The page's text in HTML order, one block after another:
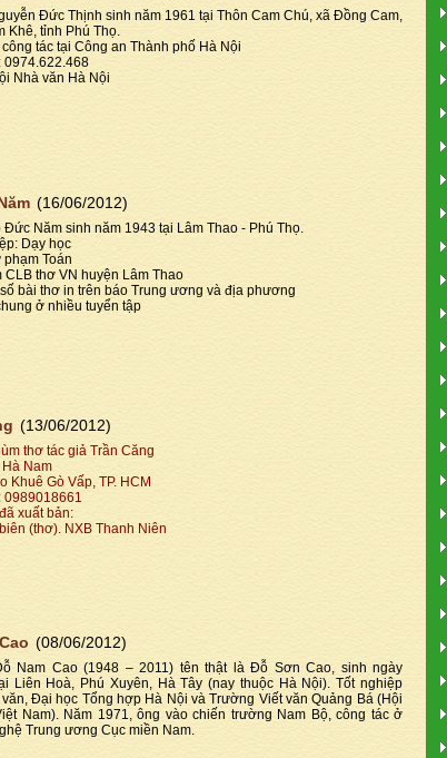
Đức Thịnh sinh năm 1961 tại Thôn Cam Chú, xã Đồng Cam,
Khê, tỉnh Phú Thọ.
tác tại Công an Thành phố Hà Nội
Nhà văn Hà Nội
(16/06/2012)
Năm sinh năm 1943 tại Lâm Thao - Phú Thọ.
Dạy học
Toán
CLB thơ VN huyện Lâm Thao
bài thơ in trên báo Trung ương và địa phương
ở nhiều tuyển tập
(13/06/2012)
thơ tác giả Trần Căng
Nam
Khuê Gò Vấp, TP. HCM
xuất bản:
(thơ). NXB Thanh Niên
(08/06/2012)
Nam Cao (1948 – 2011) tên thật là Đỗ Sơn Cao, sinh ngày
Liên Hoà, Phú Xuyên, Hà Tây (nay thuộc Hà Nội). Tốt nghiệp
Đại học Tổng hợp Hà Nội và Trường Viết văn Quảng Bá (Hội
Nam). Năm 1971, ông vào chiến trường Nam Bộ, công tác ở
Trung ương Cục miền Nam.